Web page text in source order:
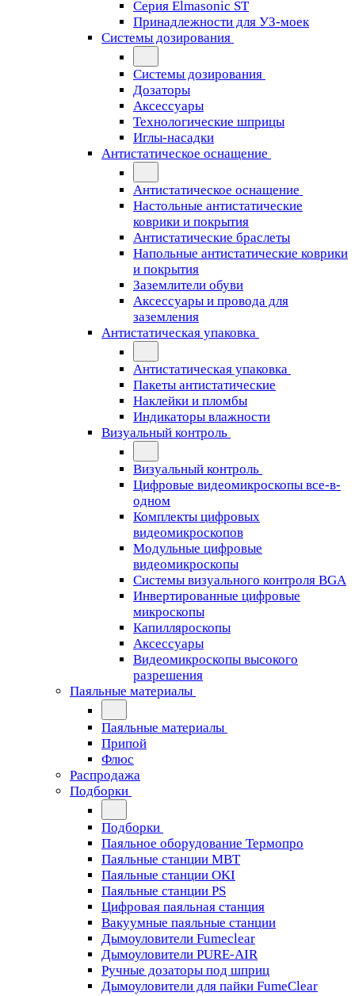
Серия Elmasonic ST
Принадлежности для УЗ-моек
Системы дозирования
Системы дозирования
Дозаторы
Аксессуары
Технологические шприцы
Иглы-насадки
Антистатическое оснащение
Антистатическое оснащение
Настольные антистатические
коврики и покрытия
Антистатические браслеты
Напольные антистатические коврики
и покрытия
Заземлители обуви
Аксессуары и провода для
заземления
Антистатическая упаковка
Антистатическая упаковка
Пакеты антистатические
Наклейки и пломбы
Индикаторы влажности
Визуальный контроль
Визуальный контроль
Цифровые видеомикроскопы все-в-
одном
Комплекты цифровых
видеомикроскопов
Модульные цифровые
видеомикроскопы
Cистемы визуального контроля BGA
Инвертированные цифровые
микроскопы
Капилляроскопы
Аксессуары
Видеомикроскопы высокого
разрешения
Паяльные материалы
Паяльные материалы
Припой
Флюс
Распродажа
Подборки
Подборки
Паяльное оборудование Термопро
Паяльные станции MBT
Паяльные станции OKI
Паяльные станции PS
Цифровая паяльная станция
Вакуумные паяльные станции
Дымоуловители Fumeclear
Дымоуловители PURE-AIR
Ручные дозаторы под шприц
Дымоуловители для пайки FumeClear